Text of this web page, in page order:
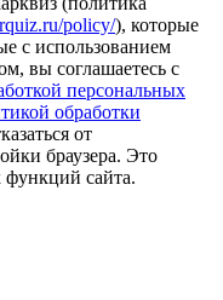
policy/), которые
с использованием
вы соглашаетесь с
персональных
обработки
от
браузера. Это
функций сайта.